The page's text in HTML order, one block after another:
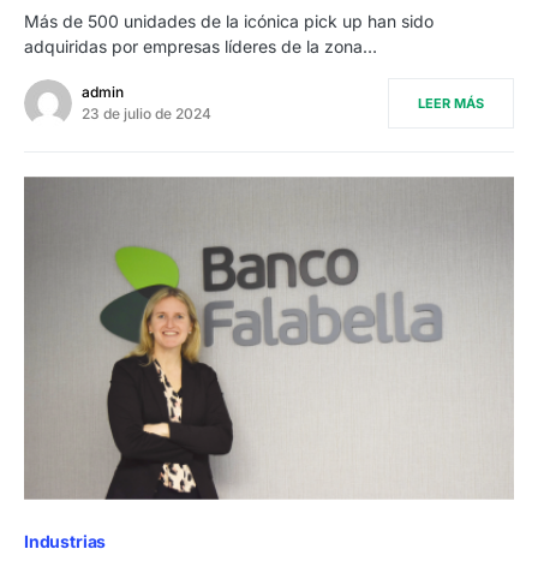
Más de 500 unidades de la icónica pick up han sido
adquiridas por empresas líderes de la zona…
admin
23 de julio de 2024
LEER MÁS
Industrias